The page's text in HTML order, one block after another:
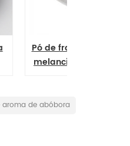
de
no atacado
aroma de abóbora